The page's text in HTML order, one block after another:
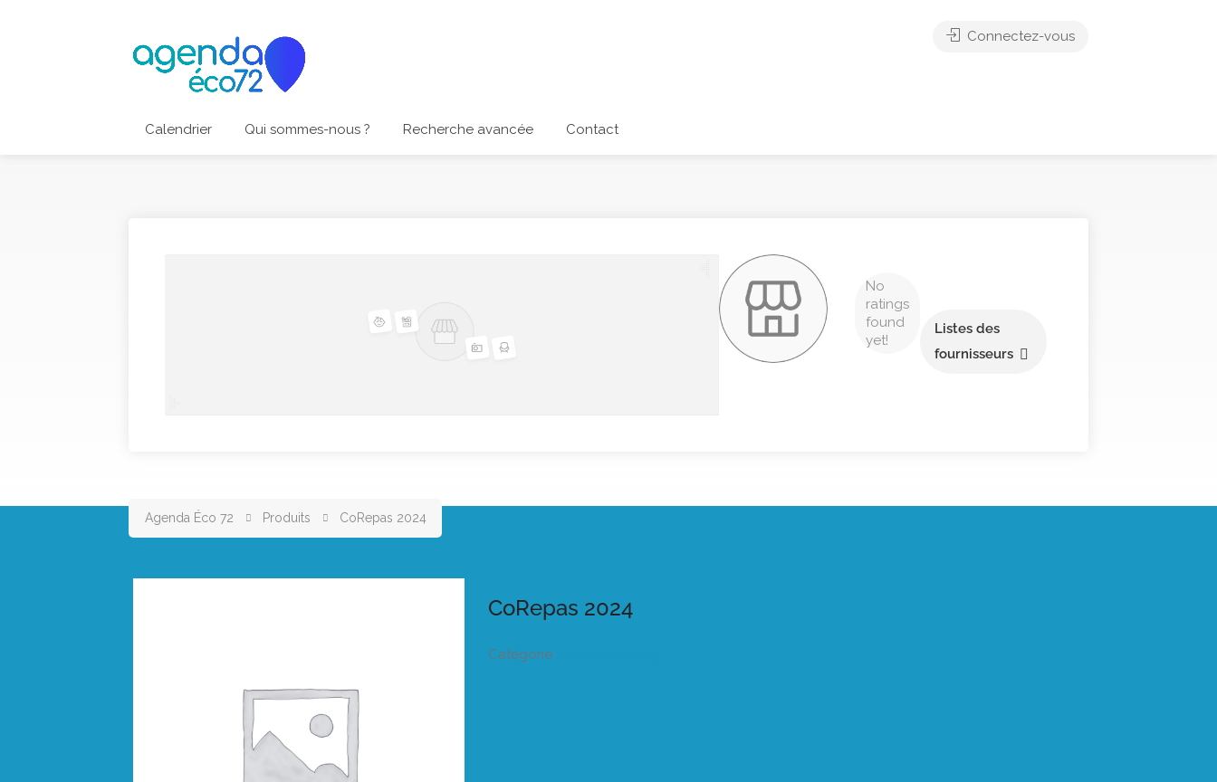
Calendrier Qui sommes-nous ? Recherche avancée Contact
Connectez-vous
No
ratings
found
yet!
Listes des
fournisseurs
Agenda Éco 72 Produits CoRepas 2024
CoRepas 2024
Catégorie :